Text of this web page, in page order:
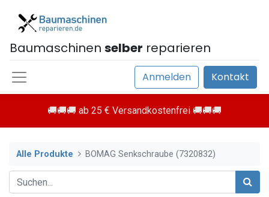
Baumaschinen selber reparieren
Anmelden Kontakt
🚚🚚🚚 ab 25 € Versandkostenfrei 🚚🚚🚚
Alle Produkte BOMAG Senkschraube (7320832)